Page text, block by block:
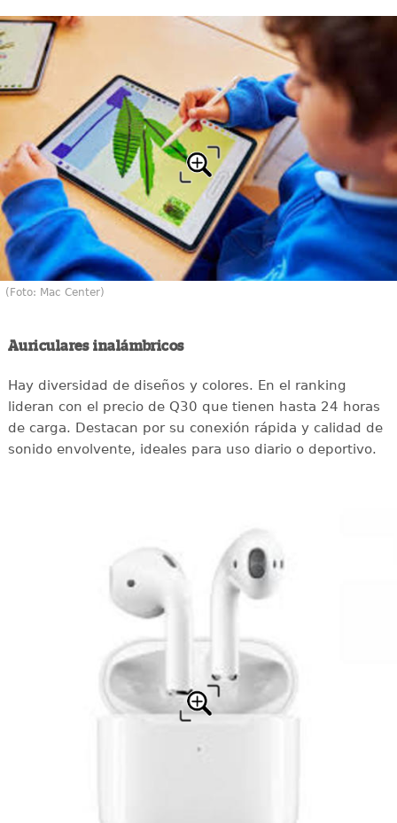
(Foto: Mac Center)
Auriculares inalámbricos
Hay diversidad de diseños y colores. En el ranking
lideran con el precio de Q30 que tienen hasta 24 horas
de carga. Destacan por su conexión rápida y calidad de
sonido envolvente, ideales para uso diario o deportivo.